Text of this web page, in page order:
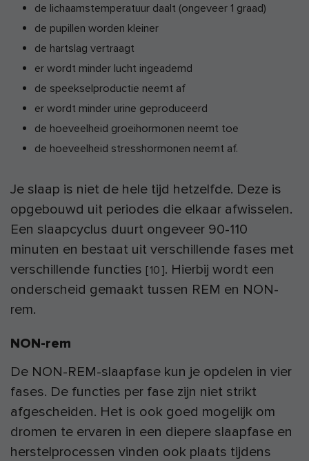
de lichaamstemperatuur daalt (ongeveer 1 graad)
de pupillen worden kleiner
de hartslag vertraagt
er wordt minder lucht ingeademd
de speekselproductie neemt af
er wordt minder urine geproduceerd
de hoeveelheid groeihormonen neemt toe
de hoeveelheid stresshormonen neemt af.
Je slaap is niet de hele tijd hetzelfde. Deze is
opgebouwd uit periodes die elkaar afwisselen.
Een slaapcyclus duurt ongeveer 90-110
minuten en bestaat uit verschillende fases met
verschillende functies [10 ]. Hierbij wordt een
onderscheid gemaakt tussen REM en NON-
rem.
NON-rem
De NON-REM-slaapfase kun je opdelen in vier
fases. De functies per fase zijn niet strikt
afgescheiden. Het is ook goed mogelijk om
dromen te ervaren in een diepere slaapfase en
herstelprocessen vinden ook plaats tijdens